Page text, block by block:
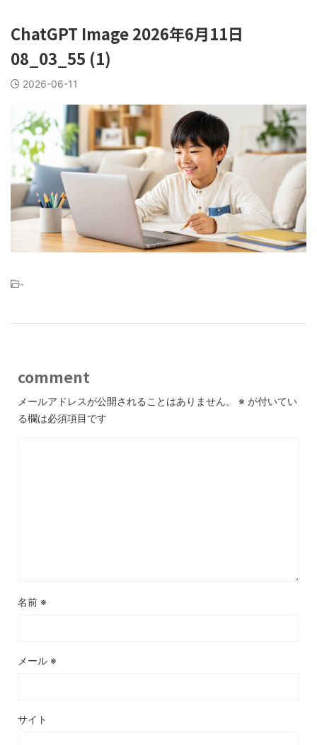
ChatGPT Image 2026年6月11日
08_03_55 (1)
2026-06-11
-
comment
メールアドレスが公開されることはありません。 ※ が付いてい
る欄は必須項目です
名前 ※
メール ※
サイト